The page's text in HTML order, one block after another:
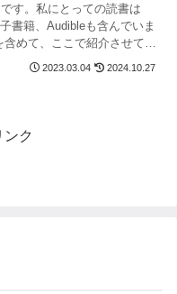
す。私にとっての読書は
書籍、Audibleも含んでいま
めて、ここで紹介させて頂
2023.03.04 2024.10.27
ンク